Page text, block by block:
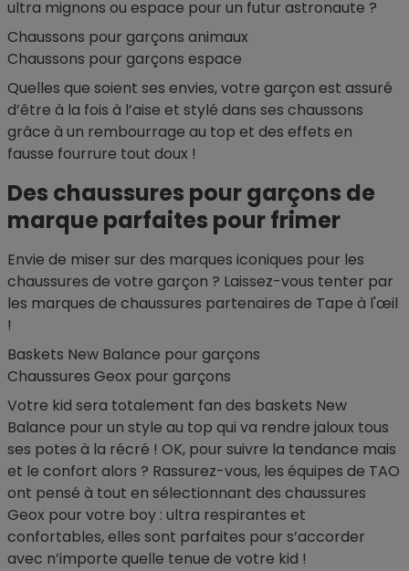
ultra mignons ou espace pour un futur astronaute ?
Chaussons pour garçons animaux
Chaussons pour garçons espace
Quelles que soient ses envies, votre garçon est assuré
d’être à la fois à l’aise et stylé dans ses chaussons
grâce à un rembourrage au top et des effets en
fausse fourrure tout doux !
Des chaussures pour garçons de
marque parfaites pour frimer
Envie de miser sur des marques iconiques pour les
chaussures de votre garçon ? Laissez-vous tenter par
les marques de chaussures partenaires de Tape à l'œil
!
Baskets New Balance pour garçons
Chaussures Geox pour garçons
Votre kid sera totalement fan des baskets New
Balance pour un style au top qui va rendre jaloux tous
ses potes à la récré ! OK, pour suivre la tendance mais
et le confort alors ? Rassurez-vous, les équipes de TAO
ont pensé à tout en sélectionnant des chaussures
Geox pour votre boy : ultra respirantes et
confortables, elles sont parfaites pour s’accorder
avec n’importe quelle tenue de votre kid !